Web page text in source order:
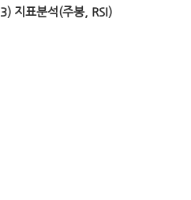
3) 지표분석(주봉, RSI)